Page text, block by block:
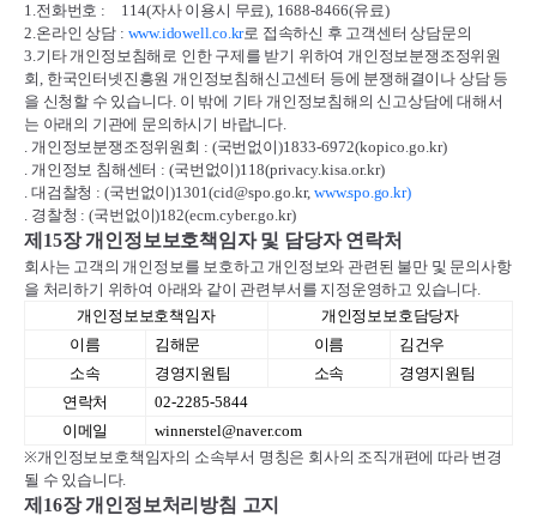
1.전화번호 : 114(자사 이용시 무료), 1688-8466(유료)
2.온라인 상담 : www.idowell.co.kr로 접속하신 후 고객센터 상담문의
3.기타 개인정보침해로 인한 구제를 받기 위하여 개인정보분쟁조정위원
회, 한국인터넷진흥원 개인정보침해신고센터 등에 분쟁해결이나 상담 등
을 신청할 수 있습니다. 이 밖에 기타 개인정보침해의 신고상담에 대해서
는 아래의 기관에 문의하시기 바랍니다.
. 개인정보분쟁조정위원회 : (국번없이)1833-6972(kopico.go.kr)
. 개인정보 침해센터 : (국번없이)118(privacy.kisa.or.kr)
. 대검찰청 : (국번없이)1301(cid@spo.go.kr,www.spo.go.kr)
. 경찰청 : (국번없이)182(ecm.cyber.go.kr)
제 15장 개인정보보호책임자 및 담당자 연락처
회사는 고객의 개인정보를 보호하고 개인정보와 관련된 불만 및 문의사항
을 처리하기 위하여 아래와 같이 관련부서를 지정운영하고 있습니다.
개인정보보호책임자
개인정보보호담당자
이름
김해문 이름
김건우
소속
경영지원팀 소속
경영지원팀
연락처
02-2285-5844
이메일
winnerstel@naver.com
※개인정보보호책임자의 소속부서 명칭은 회사의 조직개편에 따라 변경
될 수 있습니다.
제 16장 개인정보처리방침 고지